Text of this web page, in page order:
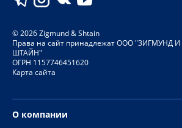
©2026Zigmund & Shtain
Права на сайт принадлежат ООО "ЗИГМУНД И
ШТАЙН"
ОГРН 1157746451620
Карта сайта
О компании